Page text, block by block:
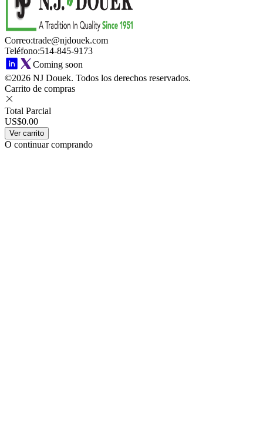
Correo:trade@njdouek.com
Teléfono:514-845-9173
Coming soon
©2026 NJ Douek. Todos los derechos reservados.
Carrito de compras
Total Parcial
US$0.00
Ver carrito
O continuar comprando